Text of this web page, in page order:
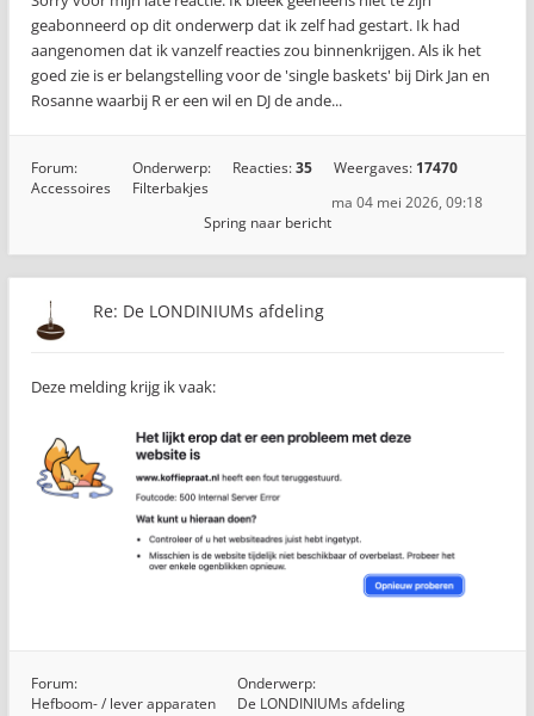
geabonneerd op dit onderwerp dat ik zelf had gestart. Ik had
aangenomen dat ik vanzelf reacties zou binnenkrijgen. Als ik het
goed zie is er belangstelling voor de 'single baskets' bij Dirk Jan en
Rosanne waarbij R er een wil en DJ de ande...
Forum:
Accessoires
Onderwerp:
Filterbakjes
Reacties:35 Weergaves: 17470
ma 04 mei 2026, 09:18
Spring naar bericht
Re: De LONDINIUMs afdeling
Deze melding krijg ik vaak:
Forum:
Hefboom- / lever apparaten
Onderwerp:
De LONDINIUMs afdeling